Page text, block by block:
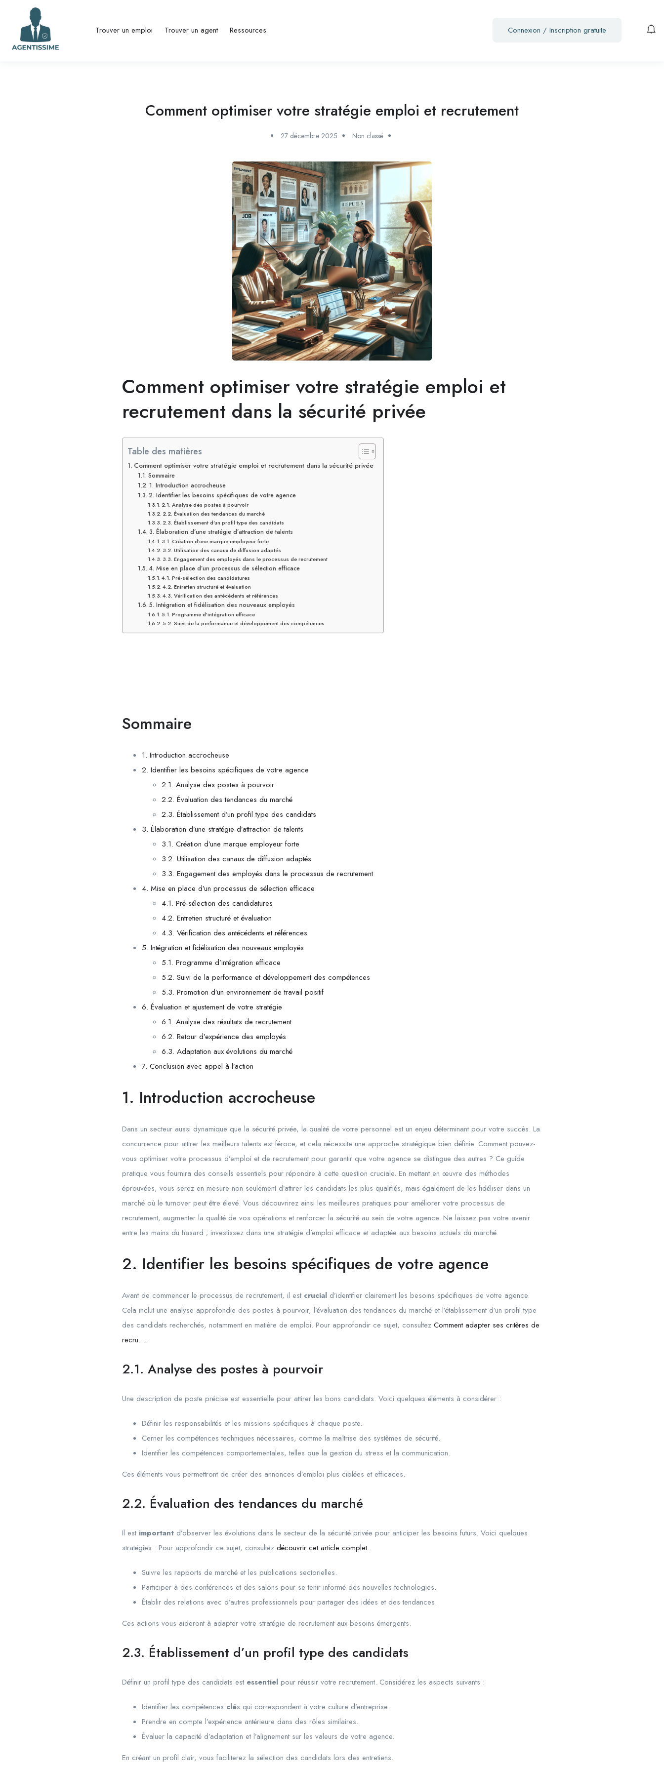
Trouver un emploi Trouver un agent Ressources Connexion / Inscription gratuite
Comment optimiser votre stratégie emploi et recrutement
27 décembre 2025 Non classé
Comment optimiser votre stratégie emploi et
recrutement dans la sécurité privée
Table des matières
Comment optimiser votre stratégie emploi et recrutement dans la sécurité privée
Sommaire
1. Introduction accrocheuse
2. Identifier les besoins spécifiques de votre agence
2.1. Analyse des postes à pourvoir
2.2. Évaluation des tendances du marché
2.3. Établissement d’un profil type des candidats
3. Élaboration d’une stratégie d’attraction de talents
3.1. Création d’une marque employeur forte
3.2. Utilisation des canaux de diffusion adaptés
3.3. Engagement des employés dans le processus de recrutement
4. Mise en place d’un processus de sélection efficace
4.1. Pré-sélection des candidatures
4.2. Entretien structuré et évaluation
4.3. Vérification des antécédents et références
5. Intégration et fidélisation des nouveaux employés
5.1. Programme d’intégration efficace
5.2. Suivi de la performance et développement des compétences
Sommaire
1. Introduction accrocheuse
2. Identifier les besoins spécifiques de votre agence
2.1. Analyse des postes à pourvoir
2.2. Évaluation des tendances du marché
2.3. Établissement d’un profil type des candidats
3. Élaboration d’une stratégie d’attraction de talents
3.1. Création d’une marque employeur forte
3.2. Utilisation des canaux de diffusion adaptés
3.3. Engagement des employés dans le processus de recrutement
4. Mise en place d’un processus de sélection efficace
4.1. Pré-sélection des candidatures
4.2. Entretien structuré et évaluation
4.3. Vérification des antécédents et références
5. Intégration et fidélisation des nouveaux employés
5.1. Programme d’intégration efficace
5.2. Suivi de la performance et développement des compétences
5.3. Promotion d’un environnement de travail positif
6. Évaluation et ajustement de votre stratégie
6.1. Analyse des résultats de recrutement
6.2. Retour d’expérience des employés
6.3. Adaptation aux évolutions du marché
7. Conclusion avec appel à l’action
1. Introduction accrocheuse
Dans un secteur aussi dynamique que la sécurité privée, la qualité de votre personnel est un enjeu déterminant pour votre succès. La
concurrence pour attirer les meilleurs talents est féroce, et cela nécessite une approche stratégique bien définie. Comment pouvez-
vous optimiser votre processus d’emploi et de recrutement pour garantir que votre agence se distingue des autres ? Ce guide
pratique vous fournira des conseils essentiels pour répondre à cette question cruciale. En mettant en œuvre des méthodes
éprouvées, vous serez en mesure non seulement d’attirer les candidats les plus qualifiés, mais également de les fidéliser dans un
marché où le turnover peut être élevé. Vous découvrirez ainsi les meilleures pratiques pour améliorer votre processus de
recrutement, augmenter la qualité de vos opérations et renforcer la sécurité au sein de votre agence. Ne laissez pas votre avenir
entre les mains du hasard ; investissez dans une stratégie d’emploi efficace et adaptée aux besoins actuels du marché.
2. Identifier les besoins spécifiques de votre agence
Avant de commencer le processus de recrutement, il est crucial d’identifier clairement les besoins spécifiques de votre agence.
Cela inclut une analyse approfondie des postes à pourvoir, l’évaluation des tendances du marché et l’établissement d’un profil type
des candidats recherchés, notamment en matière de emploi. Pour approfondir ce sujet, consultez Comment adapter ses critères de
recru….
2.1. Analyse des postes à pourvoir
Une description de poste précise est essentielle pour attirer les bons candidats. Voici quelques éléments à considérer :
Définir les responsabilités et les missions spécifiques à chaque poste.
Cerner les compétences techniques nécessaires, comme la maîtrise des systèmes de sécurité.
Identifier les compétences comportementales, telles que la gestion du stress et la communication.
Ces éléments vous permettront de créer des annonces d’emploi plus ciblées et efficaces.
2.2. Évaluation des tendances du marché
Il est important d’observer les évolutions dans le secteur de la sécurité privée pour anticiper les besoins futurs. Voici quelques
stratégies : Pour approfondir ce sujet, consultez découvrir cet article complet.
Suivre les rapports de marché et les publications sectorielles.
Participer à des conférences et des salons pour se tenir informé des nouvelles technologies.
Établir des relations avec d’autres professionnels pour partager des idées et des tendances.
Ces actions vous aideront à adapter votre stratégie de recrutement aux besoins émergents.
2.3. Établissement d’un profil type des candidats
Définir un profil type des candidats est essentiel pour réussir votre recrutement. Considérez les aspects suivants :
Identifier les compétences clés qui correspondent à votre culture d’entreprise.
Prendre en compte l’expérience antérieure dans des rôles similaires.
Évaluer la capacité d’adaptation et l’alignement sur les valeurs de votre agence.
En créant un profil clair, vous faciliterez la sélection des candidats lors des entretiens.